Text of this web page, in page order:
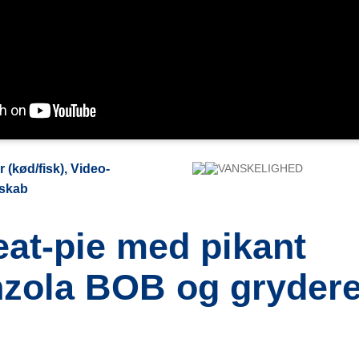
(kød/fisk), Video-
VANSKELIGHED
pie med pikant
BOB og